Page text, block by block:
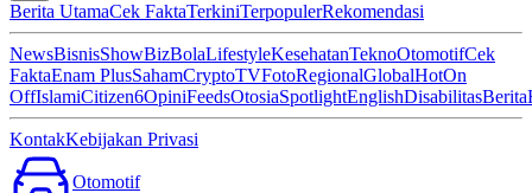
Berita UtamaCek FaktaTerkiniTerpopulerRekomendasi
NewsBisnisShowBizBolaLifestyleKesehatanTeknoOtomotifCek
FaktaEnam PlusSahamCryptoTVFotoRegionalGlobalHotOn
OffIslamiCitizen6OpiniFeedsOtosiaSpotlightEnglishDisabilitasBerita
KontakKebijakan Privasi
Otomotif